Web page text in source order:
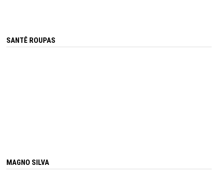
SANTÊ ROUPAS
MAGNO SILVA